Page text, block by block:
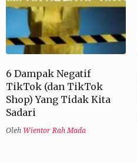
6 Dampak Negatif
TikTok (dan TikTok
Shop) Yang Tidak Kita
Sadari
Oleh Wientor Rah Mada